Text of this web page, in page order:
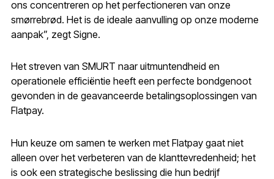
ons concentreren op het perfectioneren van onze
smørrebrød. Het is de ideale aanvulling op onze moderne
aanpak”, zegt Signe.
Het streven van SMURT naar uitmuntendheid en
operationele efficiëntie heeft een perfecte bondgenoot
gevonden in de geavanceerde betalingsoplossingen van
Flatpay.
Hun keuze om samen te werken met Flatpay gaat niet
alleen over het verbeteren van de klanttevredenheid; het
is ook een strategische beslissing die hun bedrijf